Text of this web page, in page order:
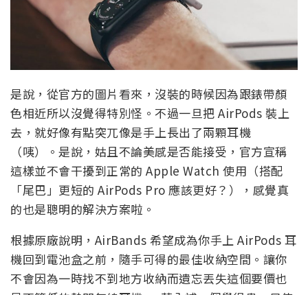
是說，從官方的圖片看來，沒裝的時候因為跟錶帶顏
色相近所以沒覺得特別怪。不過一旦把 AirPods 裝上
去，就好像有點突兀像是手上長出了兩顆耳機
（咦）。是說，姑且不論美感是否能接受，官方宣稱
這樣並不會干擾到正常的 Apple Watch 使用（搭配
「尾巴」更短的 AirPods Pro 應該更好？），感覺真
的也是聰明的解決方案啦。
根據原廠說明，AirBands 希望成為你手上 AirPods 耳
機回到電池盒之前，隨手可得的最佳收納空間。讓你
不會因為一時找不到地方收納而遺忘丟失這個要價也